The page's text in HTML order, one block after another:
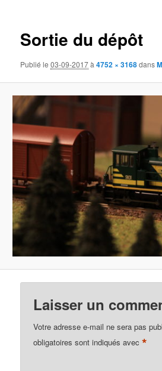
Sortie du dépôt
Publié le03-09-2017à4752 × 3168dans
Laisser un
Votre adresse e-mail ne sera pas
obligatoires sont indiqués avec*